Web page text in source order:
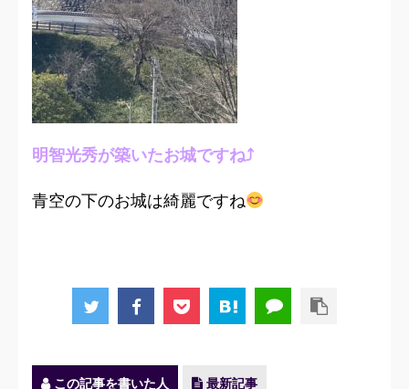
明智光秀が築いたお城ですね⤴︎
青空の下のお城は綺麗ですね
この記事を書いた人 最新記事